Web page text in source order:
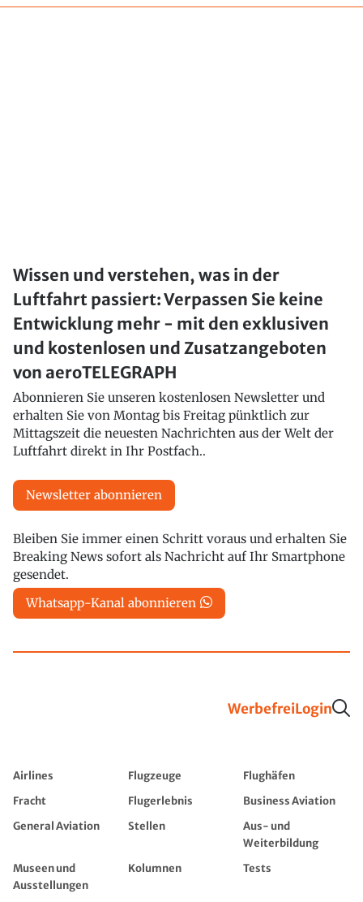
Wissen und verstehen, was in der
Luftfahrt passiert: Verpassen Sie keine
Entwicklung mehr - mit den exklusiven
und kostenlosen und Zusatzangeboten
von aeroTELEGRAPH
Abonnieren Sie unseren kostenlosen Newsletter und
erhalten Sie von Montag bis Freitag pünktlich zur
Mittagszeit die neuesten Nachrichten aus der Welt der
Luftfahrt direkt in Ihr Postfach..
Newsletter abonnieren
Bleiben Sie immer einen Schritt voraus und erhalten Sie
Breaking News sofort als Nachricht auf Ihr Smartphone
gesendet.
Whatsapp-Kanal abonnieren
WerbefreiLogin
Airlines Flugzeuge
Flughäfen
Fracht
Flugerlebnis
Business Aviation
General Aviation
Stellen
Aus- und
Weiterbildung
Museen und
Ausstellungen
Kolumnen Tests